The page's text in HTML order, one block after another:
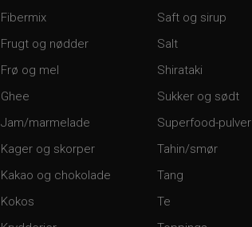
Fibermix
Frugt og nødder
Frø og mel
Ghee
Jam/marmelade
Kager og skorper
Kakao og chokolade
Kokos
Saft og sirup
Salt
Shirataki
Sukker og sødt
Superfood-pulver
Tahin/smør
Tang
Te